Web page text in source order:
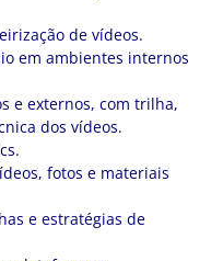
de vídeos.
em ambientes internos
e externos, com trilha,
dos vídeos.
fotos e materiais
e estratégias de